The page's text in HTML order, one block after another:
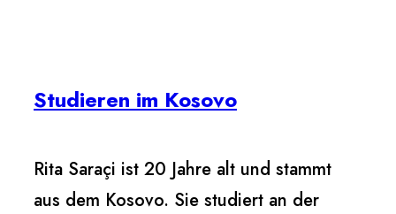
Studieren im Kosovo
Rita Saraçi ist 20 Jahre alt und stammt
aus dem Kosovo. Sie studiert an der